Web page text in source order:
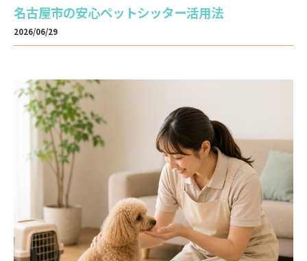
名古屋市の安心ペットシッター活用法
2026/06/29